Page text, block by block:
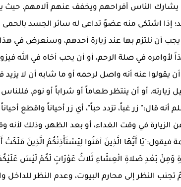
الناس أفراحهم ويخفف عنهم آلامهم، حيث
اشتكى منه عضوٌ تداعى له سائر الجسد بالحمى
يجب أن نلتزم بها عند زيارة أحدهم، وسنعرض في
لأوامره في صلة الرحم، أو أن يحب أخاه في
يقولوا عنه أنه واصل لرحمه أو ما شابه أن لا
أو أن ينتظر طعاماً أو شراباً أو نوم،
قال:" زر غباً، تزدد حباً"، أي زر أحياناً واقطع
عن الزيارة في وقت الغداء، أو بعد الظهر، وذلك
فيقول:"يَا أَيُّهَا الَّذِينَ آمَنُوا لِيَسْتَأْذِنْكُمُ الَّذِينَ
وَمِنْ بَعْدِ صَلاةِ الْعِشَاءِ ثَلاثُ عَوْرَاتٍ لَكُمْ لَيْسَ
تجنب النظر إلى محارم البيوت، وعدم النظر